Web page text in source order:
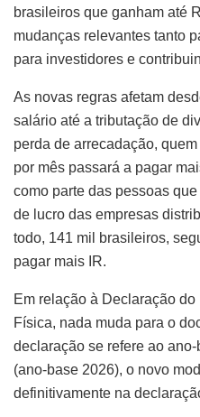
brasileiros que ganham até
mudanças relevantes tanto
para investidores e
As novas regras afetam
salário até a tributação de
perda de arrecadação,
por mês passará a pagar
como parte das pessoas
de lucro das empresas
todo, 141 mil brasileiros,
pagar mais IR.
Em relação à Declaração
Física, nada muda para o
declaração se refere ao
(ano-base 2026), o novo
definitivamente na